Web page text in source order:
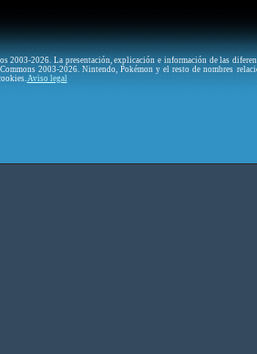
2003-2026. La presentación, explicación e información de las
2003-2026. Nintendo, Pokémon y el resto de nombres
Aviso legal